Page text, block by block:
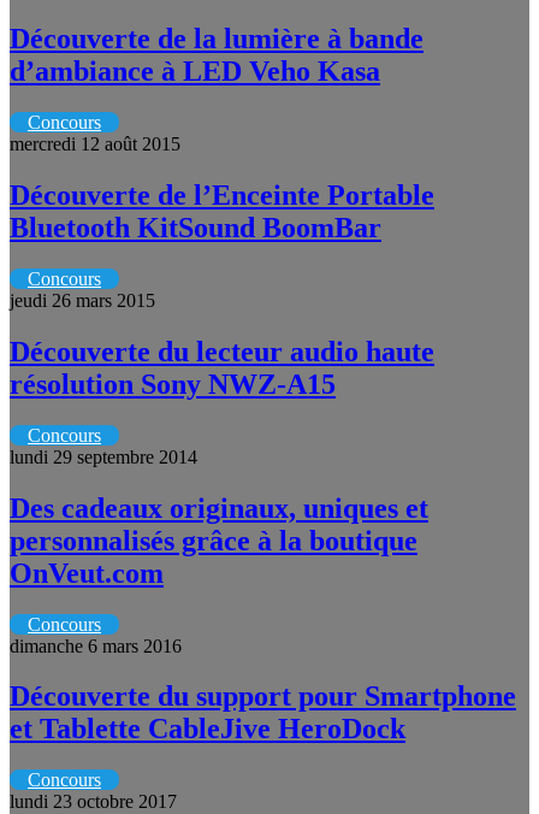
Découverte de la lumière à bande
d’ambiance à LED Veho Kasa
Concours
mercredi 12 août 2015
Découverte de l’Enceinte Portable
Bluetooth KitSound BoomBar
Concours
jeudi 26 mars 2015
Découverte du lecteur audio haute
résolution Sony NWZ-A15
Concours
lundi 29 septembre 2014
Des cadeaux originaux, uniques et
personnalisés grâce à la boutique
OnVeut.com
Concours
dimanche 6 mars 2016
Découverte du support pour Smartphone
et Tablette CableJive HeroDock
Concours
lundi 23 octobre 2017